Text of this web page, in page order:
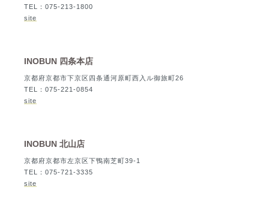
TEL：075-213-1800
site
INOBUN 四条本店
京都府京都市下京区四条通河原町西入ル御旅町26
TEL：075-221-0854
site
INOBUN 北山店
京都府京都市左京区下鴨南芝町39-1
TEL：075-721-3335
site